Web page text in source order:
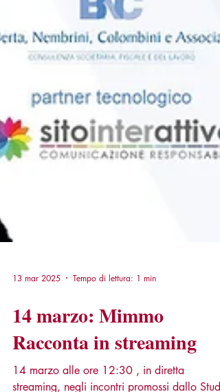
13 mar 2025 Tempo di lettura: 1 min
14 marzo: Mimmo
Racconta in streaming